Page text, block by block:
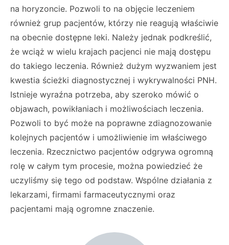
na horyzoncie. Pozwoli to na objęcie leczeniem
również grup pacjentów, którzy nie reagują właściwie
na obecnie dostępne leki. Należy jednak podkreślić,
że wciąż w wielu krajach pacjenci nie mają dostępu
do takiego leczenia. Również dużym wyzwaniem jest
kwestia ścieżki diagnostycznej i wykrywalności PNH.
Istnieje wyraźna potrzeba, aby szeroko mówić o
objawach, powikłaniach i możliwościach leczenia.
Pozwoli to być może na poprawne zdiagnozowanie
kolejnych pacjentów i umożliwienie im właściwego
leczenia. Rzecznictwo pacjentów odgrywa ogromną
rolę w całym tym procesie, można powiedzieć że
uczyliśmy się tego od podstaw. Wspólne działania z
lekarzami, firmami farmaceutycznymi oraz
pacjentami mają ogromne znaczenie.